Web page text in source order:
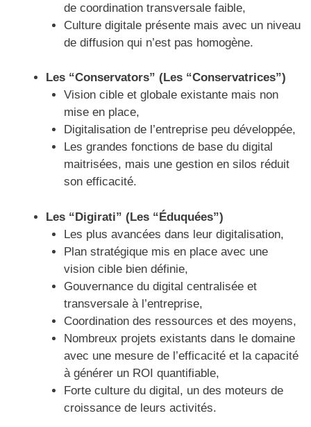
de coordination transversale faible,
Culture digitale présente mais avec un niveau
de diffusion qui n’est pas homogène.
Les “Conservators” (Les “Conservatrices”)
Vision cible et globale existante mais non
mise en place,
Digitalisation de l’entreprise peu développée,
Les grandes fonctions de base du digital
maitrisées, mais une gestion en silos réduit
son efficacité.
Les “Digirati” (Les “Éduquées”)
Les plus avancées dans leur digitalisation,
Plan stratégique mis en place avec une
vision cible bien définie,
Gouvernance du digital centralisée et
transversale à l’entreprise,
Coordination des ressources et des moyens,
Nombreux projets existants dans le domaine
avec une mesure de l’efficacité et la capacité
à générer un ROI quantifiable,
Forte culture du digital, un des moteurs de
croissance de leurs activités.